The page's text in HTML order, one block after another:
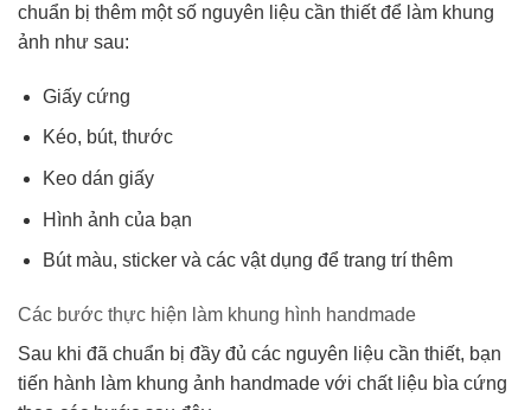
chuẩn bị thêm một số nguyên liệu cần thiết để làm khung
ảnh như sau:
Giấy cứng
Kéo, bút, thước
Keo dán giấy
Hình ảnh của bạn
Bút màu, sticker và các vật dụng để trang trí thêm
Các bước thực hiện làm khung hình handmade
Sau khi đã chuẩn bị đầy đủ các nguyên liệu cần thiết, bạn
tiến hành làm khung ảnh handmade với chất liệu bìa cứng